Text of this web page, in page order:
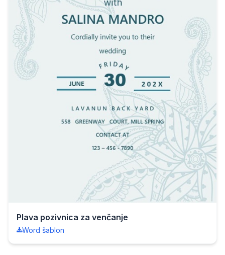
Plava pozivnica za venčanje
Word šablon